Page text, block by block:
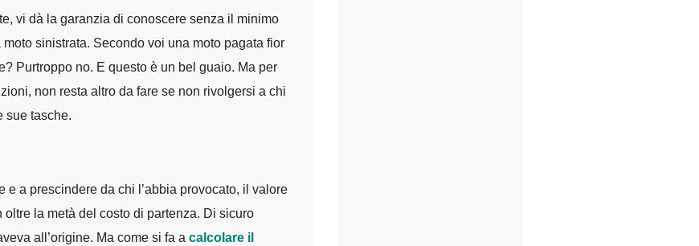
vi dà la garanzia di conoscere senza il minimo
sinistrata. Secondo voi una moto pagata fior
Purtroppo no. E questo è un bel guaio. Ma per
non resta altro da fare se non rivolgersi a chi
sue tasche.
a prescindere da chi l’abbia provocato, il valore
la metà del costo di partenza. Di sicuro
all’origine. Ma come si fa a calcolare il